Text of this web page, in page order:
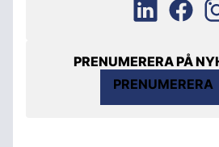
PRENUMERERA PÅ
PRENUMERERA